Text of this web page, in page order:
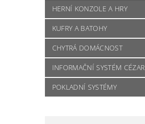
HERNÍ KONZOLE A HRY
KUFRY A BATOHY
CHYTRÁ DOMÁCNOST
INFORMAČNÍ SYSTÉM CÉZAR
POKLADNÍ SYSTÉMY